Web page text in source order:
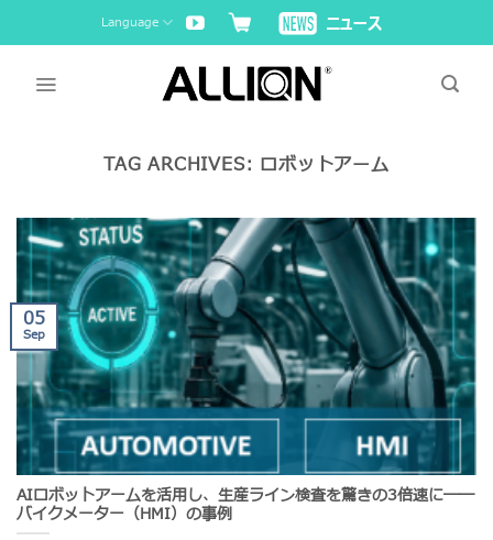
to
Language
TAG ARCHIVES: ロボットアーム
AIロボットアームを活用し、生産ライン検査を驚きの3倍速に――
バイクメーター（HMI）の事例
05
Sep